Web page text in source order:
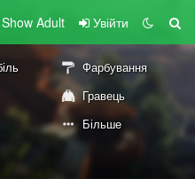
Show Adult Увійти
Фарбування
Гравець
Більше